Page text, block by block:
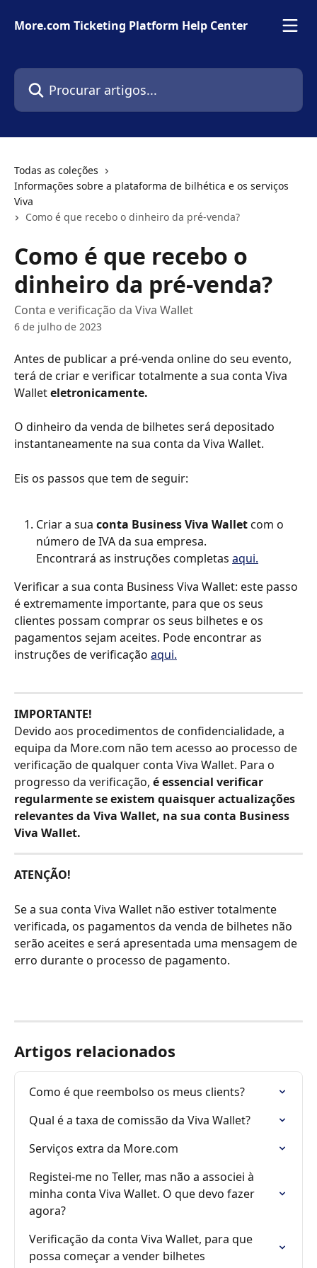
More.com Ticketing Platform Help Center
Procurar artigos...
Todas as coleções
Informações sobre a plataforma de bilhética e os serviços
Viva
Como é que recebo o dinheiro da pré-venda?
Como é que recebo o
dinheiro da pré-venda?
Conta e verificação da Viva Wallet
6 de julho de 2023
Antes de publicar a pré-venda online do seu evento,
terá de criar e verificar totalmente a sua conta Viva
Wallet eletronicamente.
O dinheiro da venda de bilhetes será depositado
instantaneamente na sua conta da Viva Wallet.
Eis os passos que tem de seguir:
Criar a sua conta Business Viva Wallet com o
número de IVA da sua empresa.
Encontrará as instruções completas aqui.
Verificar a sua conta Business Viva Wallet: este passo
é extremamente importante, para que os seus
clientes possam comprar os seus bilhetes e os
pagamentos sejam aceites. Pode encontrar as
instruções de verificação aqui.
IMPORTANTE!
Devido aos procedimentos de confidencialidade, a
equipa da More.com não tem acesso ao processo de
verificação de qualquer conta Viva Wallet. Para o
progresso da verificação, é essencial verificar
regularmente se existem quaisquer actualizações
relevantes da Viva Wallet, na sua conta Business
Viva Wallet.
ATENÇÃO!
Se a sua conta Viva Wallet não estiver totalmente
verificada, os pagamentos da venda de bilhetes não
serão aceites e será apresentada uma mensagem de
erro durante o processo de pagamento.
Artigos relacionados
Como é que reembolso os meus clients?
Qual é a taxa de comissão da Viva Wallet?
Serviços extra da More.com
Registei-me no Teller, mas não a associei à
minha conta Viva Wallet. O que devo fazer
agora?
Verificação da conta Viva Wallet, para que
possa começar a vender bilhetes